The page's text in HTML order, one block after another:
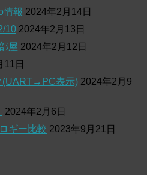
情報 2024年2月14日
10 2024年2月13日
屋 2024年2月12日
11日
(UART→PC表示) 2024年2月9
2024年2月6日
ギー比較 2023年9月21日